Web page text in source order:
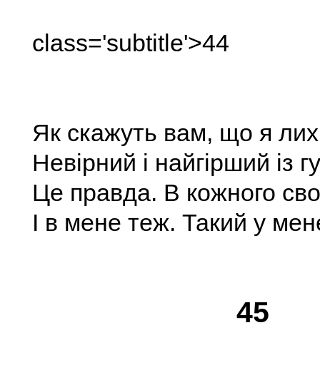
class='subtitle'>44
Як скажуть вам, що я
Невірний і найгірший із
Це правда. В кожного
I в мене теж. Такий у
45